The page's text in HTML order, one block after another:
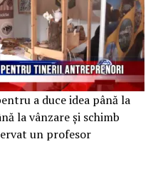
a duce idea până la
la vânzare și schimb
un profesor